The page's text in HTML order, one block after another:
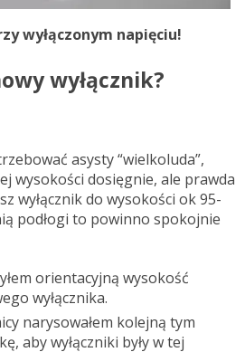
wyłączonym napięciu!
wyłącznik?
asysty “wielkoluda”,
wysokości dosięgnie, ale prawda
wyłącznik do wysokości ok 95-
podłogi to powinno spokojnie
orientacyjną wysokość
wyłącznika.
narysowałem kolejną tym
aby wyłączniki były w tej